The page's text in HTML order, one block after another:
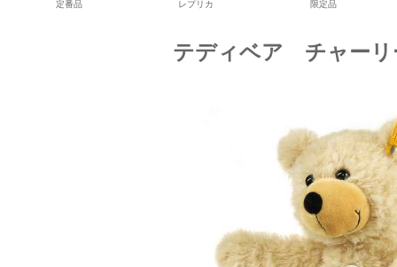
定番品
レプリカ
限定品
テディベア チャー